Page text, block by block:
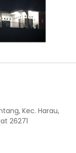
Kec. Harau,
26271